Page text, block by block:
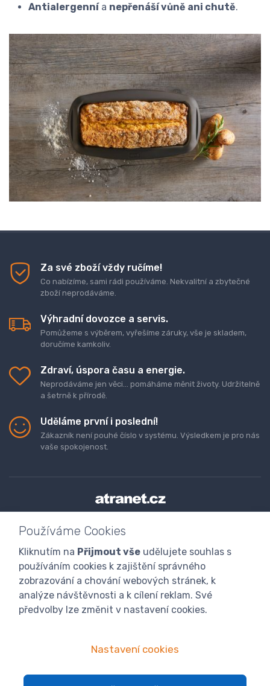
Antialergennía nepřenáší vůně ani chutě.
Za své zboží vždy ručíme!
Co nabízíme, sami rádi používáme. Nekvalitní a zbytečné
zboží neprodáváme.
Výhradní dovozce a servis.
Pomůžeme s výběrem, vyřešíme záruky, vše je skladem,
doručíme kamkoliv.
Zdraví, úspora času a energie.
Neprodáváme jen věci... pomáháme měnit životy. Udržitelně
a šetrně k přírodě.
Uděláme první i poslední!
Zákazník není pouhé číslo v systému. Výsledkem je pro nás
vaše spokojenost.
Doprava a platba zboží
Obchodní podmínky
Program digitalizace
Používáme Cookies
Kliknutím na Přijmout vše udělujete souhlas s
používáním cookies k zajištění správného
zobrazování a chování webových stránek, k
analýze návštěvnosti a k cílení reklam. Své
předvolby lze změnit v nastavení cookies.
Nastavení cookies